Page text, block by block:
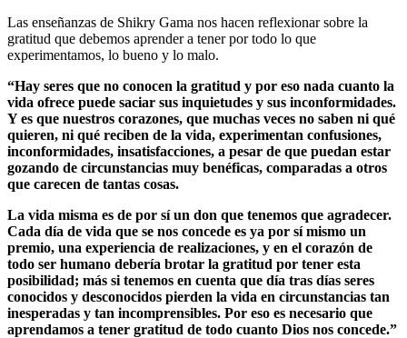
Las enseñanzas de Shikry Gama nos hacen reflexionar sobre la
gratitud que debemos aprender a tener por todo lo que
experimentamos, lo bueno y lo malo.
“Hay seres que no conocen la gratitud y por eso nada cuanto la
vida ofrece puede saciar sus inquietudes y sus inconformidades.
Y es que nuestros corazones, que muchas veces no saben ni qué
quieren, ni qué reciben de la vida, experimentan confusiones,
inconformidades, insatisfacciones, a pesar de que puedan estar
gozando de circunstancias muy benéficas, comparadas a otros
que carecen de tantas cosas.
La vida misma es de por sí un don que tenemos que agradecer.
Cada día de vida que se nos concede es ya por sí mismo un
premio, una experiencia de realizaciones, y en el corazón de
todo ser humano debería brotar la gratitud por tener esta
posibilidad; más si tenemos en cuenta que día tras días seres
conocidos y desconocidos pierden la vida en circunstancias tan
inesperadas y tan incomprensibles. Por eso es necesario que
aprendamos a tener gratitud de todo cuanto Dios nos concede.”